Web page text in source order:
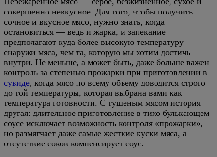
совершенно невкусное. Для того, чтобы получить
сочное и вкусное мясо, нужно знать, когда
остановиться — ведь и жарка, и запекание
предполагают куда более высокую температуру
снаружи мяса, чем та, которую мы хотим достичь
внутри. Не меньше, а может быть, даже больше важен
контроль за степенью прожарки при приготовлении в
сувиде, когда мясо по всему объему доводится строго
до той температуры, которая выбрана вами как
температура готовности. С тушеным мясом история
другая: длительное приготовление в тихо булькающем
соусе исключает возможность контроля «прожарки»,
но размягчает даже самые жесткие куски мяса, а
отсутствие соков компенсирует соус.